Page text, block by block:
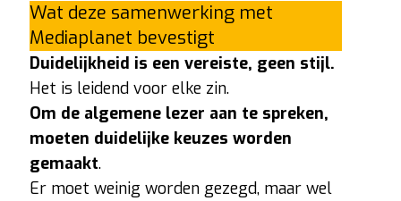
Wat deze samenwerking met
Mediaplanet bevestigt
Duidelijkheid is een vereiste, geen stijl.
Het is leidend voor elke zin.
Om de algemene lezer aan te spreken,
moeten duidelijke keuzes worden
gemaakt.
Er moet weinig worden gezegd, maar wel